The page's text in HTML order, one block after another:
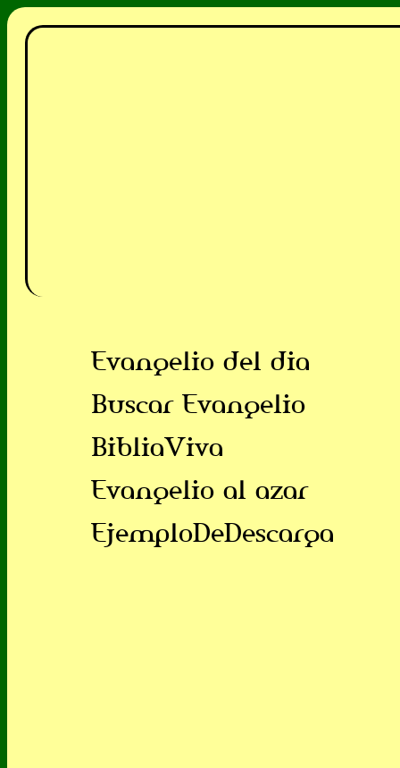
Evangelio del dia
Buscar Evangelio
BibliaViva
Evangelio al azar
EjemploDeDescarga